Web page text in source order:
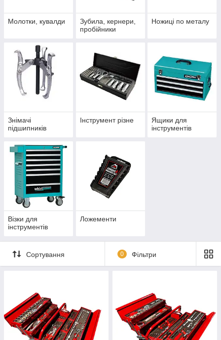
Молотки, кувалди
Зубила, кернери,
пробійники
Ножиці по металу
Знімачі
підшипників
Інструмент різне
Ящики для
інструментів
Візки для
інструментів
Ложементи
Сортування 0 Фільтри